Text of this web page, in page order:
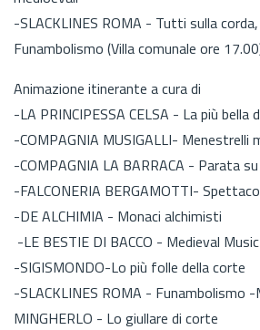
-SLACKLINES ROMA - Tutti sulla
Funambolismo (Villa comunale ore
Animazione itinerante a cura di
-LA PRINCIPESSA CELSA - La più bella
-COMPAGNIA MUSIGALLI- Menestrelli
-COMPAGNIA LA BARRACA - Parata
-FALCONERIA BERGAMOTTI-
-DE ALCHIMIA - Monaci alchimisti
-LE BESTIE DI BACCO - Medieval Music
-SIGISMONDO-Lo più folle della corte
-SLACKLINES ROMA - Funambolismo -
MINGHERLO - Lo giullare di corte